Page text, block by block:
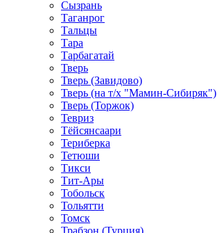
Сызрань
Таганрог
Тальцы
Тара
Тарбагатай
Тверь
Тверь (Завидово)
Тверь (на т/х "Мамин-Сибиряк")
Тверь (Торжок)
Тевриз
Тёйсянсаари
Териберка
Тетюши
Тикси
Тит-Ары
Тобольск
Тольятти
Томск
Трабзон (Турция)